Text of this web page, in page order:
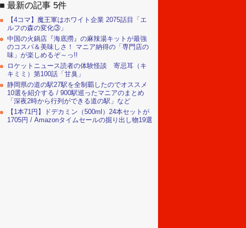
最新の記事 5件
【4コマ】魔王軍はホワイト企業 2075話目「エ
ルフの森の変化③」
中国の火鍋店『海底撈』の麻辣湯キットが最強
のコスパ＆美味しさ！ マニア納得の「専門店の
味」が楽しめるぞ～っ!!
ロケットニュース読者の体験怪談 寄忌耳（キ
キミミ）第100話「甘臭」
静岡県の道の駅27駅を全制覇したのでオススメ
10選を紹介する / 900駅巡ったマニアのまとめ
「深夜2時から行列ができる道の駅」など
【1本71円】ドデカミン（500ml）24本セットが
1705円 / Amazonタイムセールの掘り出し物19選